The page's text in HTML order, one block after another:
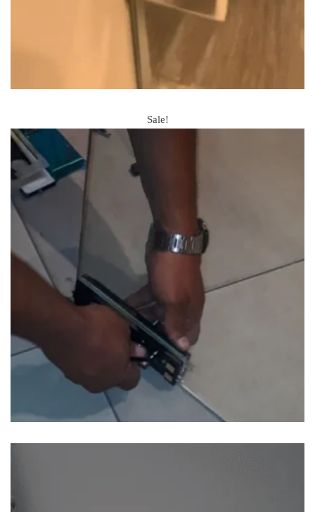
$95.00
Sale!